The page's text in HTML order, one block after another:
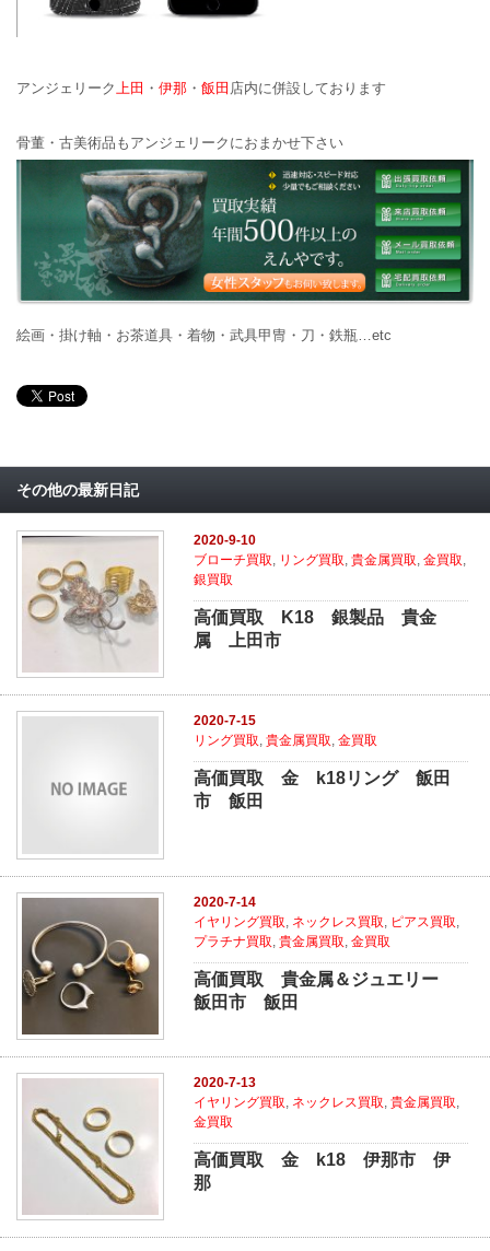
アンジェリーク 上田 ・ 伊那 ・ 飯田 店内に併設しております
骨董・古美術品もアンジェリークにおまかせ下さい
絵画・掛け軸・お茶道具・着物・武具甲冑・刀・鉄瓶…etc
その他の最新日記
2020-9-10
ブローチ買取, リング買取,貴金属買取,金買取,
銀買取
高価買取 K18 銀製品 貴金
属 上田市
2020-7-15
リング買取,貴金属買取,金買取
高価買取 金 k18リング 飯田
市 飯田
2020-7-14
イヤリング買取 ネックレス買取 ピアス買取
プラチナ買取 ,貴金属買取 ,金買取
高価買取 貴金属＆ジュエリー
飯田市 飯田
2020-7-13
イヤリング買取, ネックレス買取,貴金属買取,
金買取
高価買取 金 k18 伊那市 伊
那